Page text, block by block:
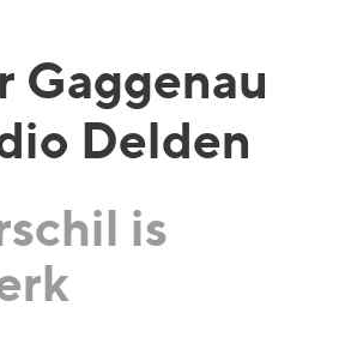
Gaggenau
Delden
is